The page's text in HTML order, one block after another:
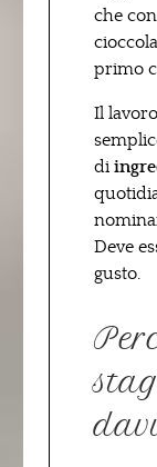
che
primo
Il
di
Deve
gusto.